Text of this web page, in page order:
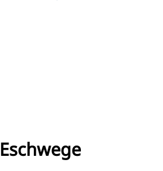
Eschwege